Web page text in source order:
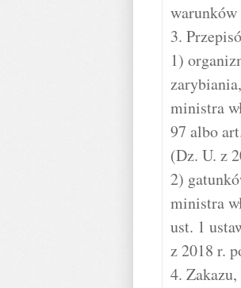
warunków
3.
1)
ministra
97 albo
(Dz. U. z
2)
ministra
ust. 1
z 2018 r.
4.